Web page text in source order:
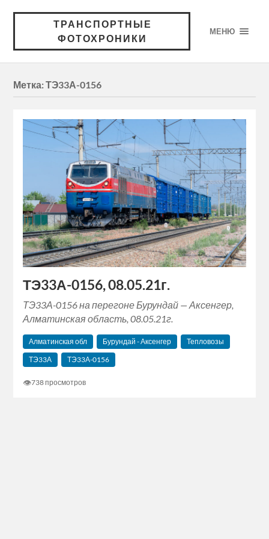
ТРАНСПОРТНЫЕ
ФОТОХРОНИКИ
МЕНЮ
Метка:ТЭ33А-0156
ТЭ33А-0156, 08.05.21г.
ТЭ33А-0156 на перегоне Бурундай — Аксенгер,
Алматинская область, 08.05.21г.
Алматинская обл Бурундай - Аксенгер
Тепловозы
ТЭ33А
ТЭ33А-0156
👁738 просмотров